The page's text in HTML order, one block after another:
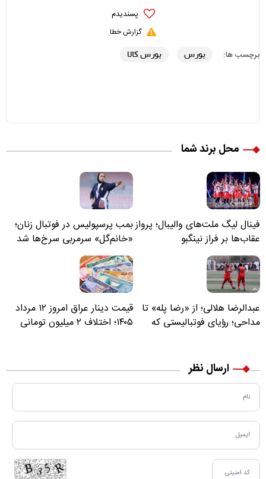
پسندیدم
گزارش خطا
برچسب ها: بورس بورس کالا
محل برند شما
فینال لیگ ملت‌های والیبال؛ پرواز
عقاب‌ها بر فراز نینگبو
بمب پرسپولیس در فوتبال زنان؛
«خانم‌گل» سرمربی سرخ‌ها شد
عبدالرضا هلالی؛ از «رضا پله» تا
مداحی؛ رؤیای فوتبالیستی که
قیمت دینار عراق امروز ۱۲ مرداد
۱۴۰۵؛ اختلاف ۲ میلیون تومانی
ارسال نظر